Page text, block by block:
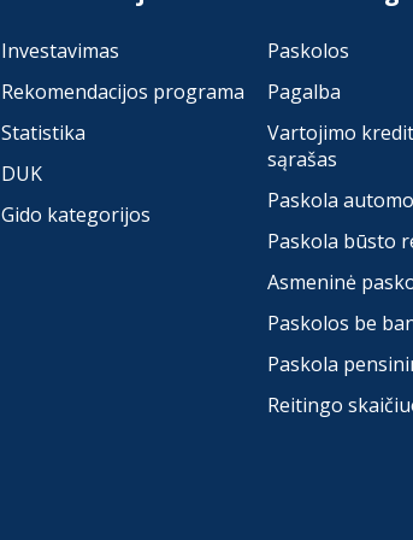
Investavimas
Rekomendacijos programa
Statistika
DUK
Gido kategorijos
Paskolos
Pagalba
Vartojimo
sąrašas
Paskola
Paskola būsto
Asmeninė
Paskolos be
Paskola
Reitingo